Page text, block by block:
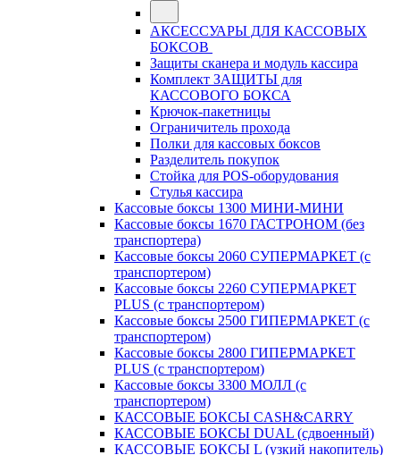
АКСЕССУАРЫ ДЛЯ КАССОВЫХ
БОКСОВ
Защиты сканера и модуль кассира
Комплект ЗАЩИТЫ для
КАССОВОГО БОКСА
Крючок-пакетницы
Ограничитель прохода
Полки для кассовых боксов
Разделитель покупок
Стойка для POS-оборудования
Стулья кассира
Кассовые боксы 1300 МИНИ-МИНИ
Кассовые боксы 1670 ГАСТРОНОМ (без
транспортера)
Кассовые боксы 2060 СУПЕРМАРКЕТ (с
транспортером)
Кассовые боксы 2260 СУПЕРМАРКЕТ
PLUS (с транспортером)
Кассовые боксы 2500 ГИПЕРМАРКЕТ (с
транспортером)
Кассовые боксы 2800 ГИПЕРМАРКЕТ
PLUS (с транспортером)
Кассовые боксы 3300 МОЛЛ (с
транспортером)
КАССОВЫЕ БОКСЫ CASH&CARRY
КАССОВЫЕ БОКСЫ DUAL (сдвоенный)
КАССОВЫЕ БОКСЫ L (узкий накопитель)